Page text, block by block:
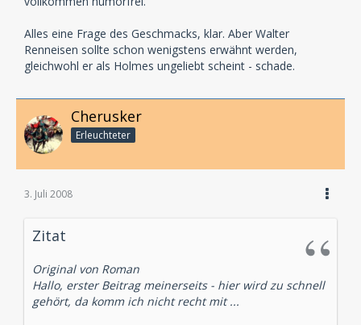
Alles eine Frage des Geschmacks, klar. Aber Walter
Renneisen sollte schon wenigstens erwähnt werden,
gleichwohl er als Holmes ungeliebt scheint - schade.
Cherusker
Erleuchteter
3. Juli 2008
Zitat
Original von Roman
Hallo, erster Beitrag meinerseits - hier wird zu schnell
gehört, da komm ich nicht recht mit ...